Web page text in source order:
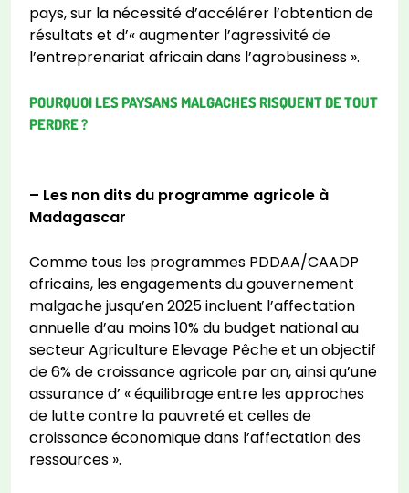
pays, sur la nécessité d’accélérer l’obtention de
résultats et d’« augmenter l’agressivité de
l’entreprenariat africain dans l’agrobusiness ».
POURQUOI LES PAYSANS MALGACHES RISQUENT DE TOUT
PERDRE ?
– Les non dits du programme agricole à
Madagascar
Comme tous les programmes PDDAA/CAADP
africains, les engagements du gouvernement
malgache jusqu’en 2025 incluent l’affectation
annuelle d’au moins 10% du budget national au
secteur Agriculture Elevage Pêche et un objectif
de 6% de croissance agricole par an, ainsi qu’une
assurance d’ « équilibrage entre les approches
de lutte contre la pauvreté et celles de
croissance économique dans l’affectation des
ressources ».